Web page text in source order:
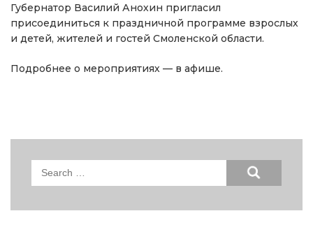
Губернатор Василий Анохин пригласил
присоединиться к праздничной программе взрослых
и детей, жителей и гостей Смоленской области.
Подробнее о мероприятиях — в афише.
Search